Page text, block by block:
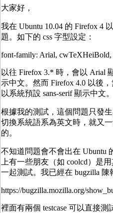
大家好，
我在 Ubuntu 10.04 的 Firefox 4
題。如下的 css 字型設定：
font-family: Arial, cwTeXHeiBold,
以往 Firefox 3.* 時，會以 Arial
示中文。然而 Firefox 4.0 以後
以系統預設 sans-serif 顯示中文。
根據我的測試，這個問題只發
切換系統語系為英文時，就又
的。
不知道問題會不會出在 Ubuntu
上有一些朋友（如 coolcd）是
一起測試。我已經在 bugzilla 陳
https://bugzilla.mozilla.org/
裡面有兩個 testcase 可以直接測